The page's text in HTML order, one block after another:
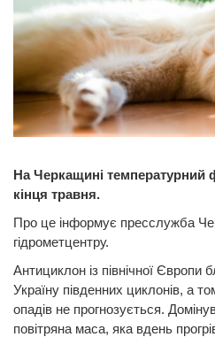
На Черкащині температурний
кінця травня.
Про це інформує пресслужба
гідрометцентру.
Антициклон із північної Європи
Україну південних циклонів, а
опадів не прогнозується.
повітряна маса, яка вдень